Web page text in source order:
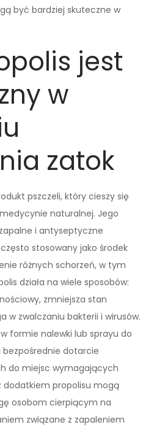
być bardziej skuteczne w
jest
w
zatok
pszczeli, który cieszy się
naturalnej. Jego
i antyseptyczne
stosowany jako środek
różnych schorzeń, w tym
działa na wiele sposobów:
zmniejsza stan
w zwalczaniu bakterii i wirusów.
formie nalewki lub sprayu do
bezpośrednie dotarcie
do miejsc wymagających
dodatkiem propolisu mogą
osobom cierpiącym na
związane z zapaleniem